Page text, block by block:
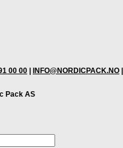
00 00 INFO@NORDICPACK.NO
Pack AS